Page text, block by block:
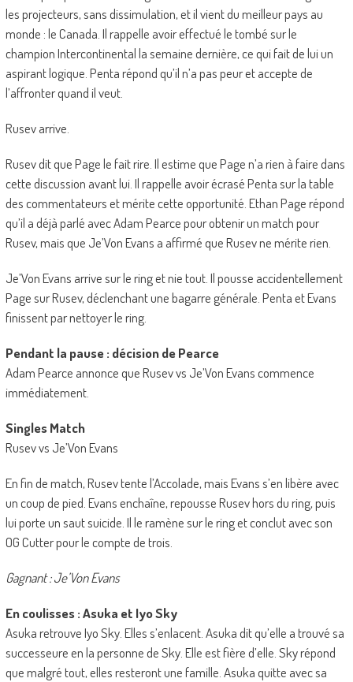
les projecteurs, sans dissimulation, et il vient du meilleur pays au
monde : le Canada. Il rappelle avoir effectué le tombé sur le
champion Intercontinental la semaine dernière, ce qui fait de lui un
aspirant logique. Penta répond qu’il n’a pas peur et accepte de
l’affronter quand il veut.
Rusev arrive.
Rusev dit que Page le fait rire. Il estime que Page n’a rien à faire dans
cette discussion avant lui. Il rappelle avoir écrasé Penta sur la table
des commentateurs et mérite cette opportunité. Ethan Page répond
qu’il a déjà parlé avec Adam Pearce pour obtenir un match pour
Rusev, mais que Je’Von Evans a affirmé que Rusev ne mérite rien.
Je’Von Evans arrive sur le ring et nie tout. Il pousse accidentellement
Page sur Rusev, déclenchant une bagarre générale. Penta et Evans
finissent par nettoyer le ring.
Pendant la pause : décision de Pearce
Adam Pearce annonce que Rusev vs Je’Von Evans commence
immédiatement.
Singles Match
Rusev vs Je’Von Evans
En fin de match, Rusev tente l’Accolade, mais Evans s’en libère avec
un coup de pied. Evans enchaîne, repousse Rusev hors du ring, puis
lui porte un saut suicide. Il le ramène sur le ring et conclut avec son
OG Cutter pour le compte de trois.
Gagnant : Je’Von Evans
En coulisses : Asuka et Iyo Sky
Asuka retrouve Iyo Sky. Elles s’enlacent. Asuka dit qu’elle a trouvé sa
successeure en la personne de Sky. Elle est fière d’elle. Sky répond
que malgré tout, elles resteront une famille. Asuka quitte avec sa